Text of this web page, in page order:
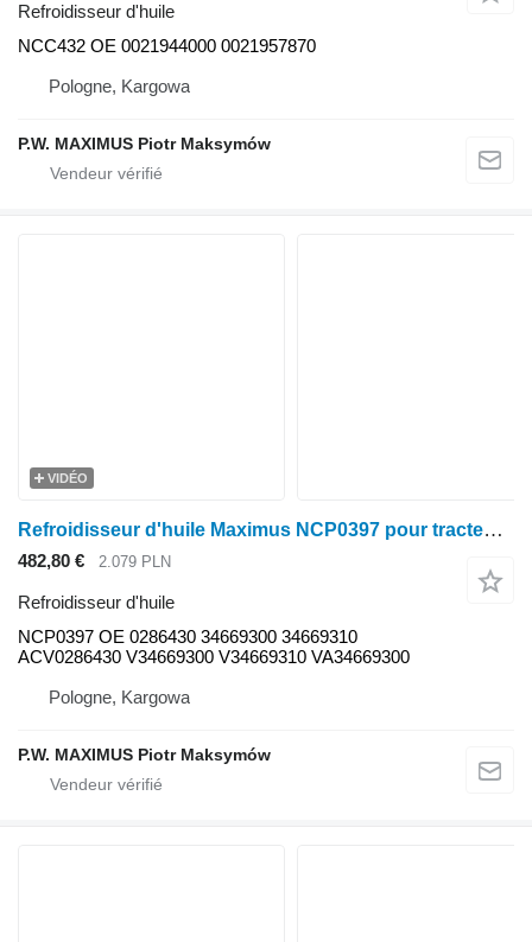
Refroidisseur d'huile
NCC432 OE 0021944000 0021957870
Pologne, Kargowa
P.W. MAXIMUS Piotr Maksymów
VIDÉO
Refroidisseur d'huile Maximus NCP0397 pour tracteur à roues Valtra T120
482,80 € 2.079 PLN
Refroidisseur d'huile
NCP0397 OE 0286430 34669300 34669310
ACV0286430 V34669300 V34669310 VA34669300
Pologne, Kargowa
P.W. MAXIMUS Piotr Maksymów